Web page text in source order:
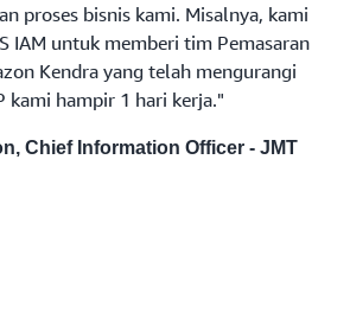
proses bisnis kami. Misalnya, kami
IAM untuk memberi tim Pemasaran
Kendra yang telah mengurangi
kami hampir 1 hari kerja."
Chief Information Officer - JMT